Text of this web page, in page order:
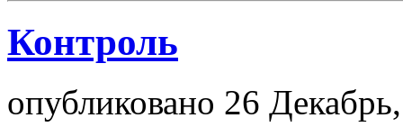
Контроль
опубликовано 26